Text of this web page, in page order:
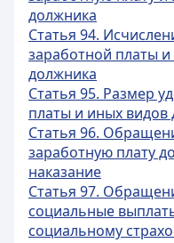
должника
Статья 94.
заработной платы
должника
Статья 95. Размер
платы и иных видов
Статья 96.
заработную плату
наказание
Статья 97.
социальные
социальному